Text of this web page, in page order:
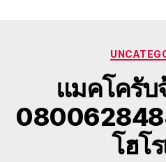
แมคโครับ
โฮโ